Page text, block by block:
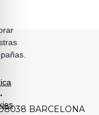
BARCELONA